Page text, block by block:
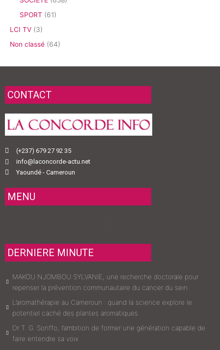
SPORT (61)
LCI TV (3)
Non classé (64)
CONTACT
(+237) 679 27 92 35
info@laconcorde-actu.net
Yaoundé - Cameroun
MENU
DERNIERE MINUTE
MAKOU NJOMBOU SYLVANIE, une recherche doctorale pour
repenser la prévention communautaire du cancer du sein
L’aromathérapie au Cameroun : quand la science explore le
potentiel caché des plantes aromatiques
Dr T. G. Sonffo, l’ambition de former une génération capable de
faire entendre sa voix